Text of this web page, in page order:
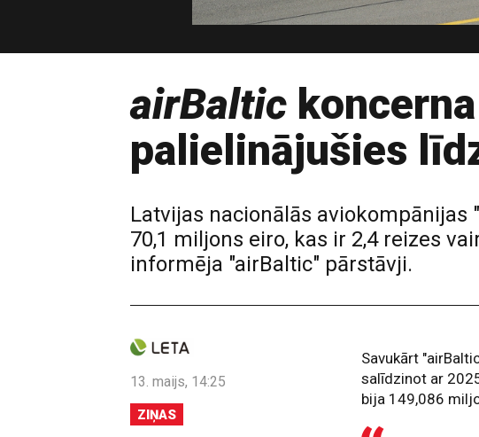
airBaltic
palielinājušies
Latvijas nacionālās
70,1 miljons eiro, kas ir 2,4 reizes
informēja "airBaltic" pārstāvji.
13. maijs, 14:25
ZIŅAS
Savukārt
salīdzinot ar
bija 149,086